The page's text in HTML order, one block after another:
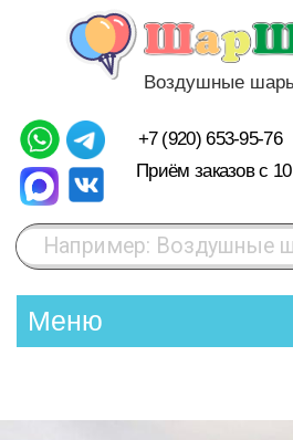
Воздушные шары с доставкой
Приём заказов с 10 до 21
Меню
Например: Воздушные шары маме